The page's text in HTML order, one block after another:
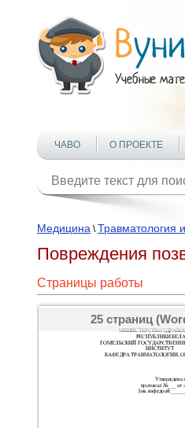
ЧАВО О ПРОЕКТЕ
Медицина \Травматология
Повреждения
Страницы работы
25 страниц